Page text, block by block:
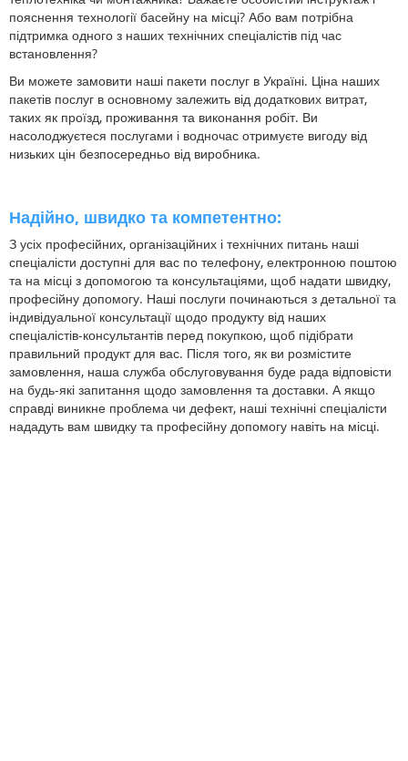
пояснення технології басейну на місці? Або вам потрібна
підтримка одного з наших технічних спеціалістів під час
встановлення?
Ви можете замовити наші пакети послуг в Україні. Ціна наших
пакетів послуг в основному залежить від додаткових витрат,
таких як проїзд, проживання та виконання робіт. Ви
насолоджуєтеся послугами і водночас отримуєте вигоду від
низьких цін безпосередньо від виробника.
Надійно, швидко та компетентно:
З усіх професійних, організаційних і технічних питань наші
спеціалісти доступні для вас по телефону, електронною поштою
та на місці з допомогою та консультаціями, щоб надати швидку,
професійну допомогу. Наші послуги починаються з детальної та
індивідуальної консультації щодо продукту від наших
спеціалістів-консультантів перед покупкою, щоб підібрати
правильний продукт для вас. Після того, як ви розмістите
замовлення, наша служба обслуговування буде рада відповісти
на будь-які запитання щодо замовлення та доставки. А якщо
справді виникне проблема чи дефект, наші технічні спеціалісти
нададуть вам швидку та професійну допомогу навіть на місці.